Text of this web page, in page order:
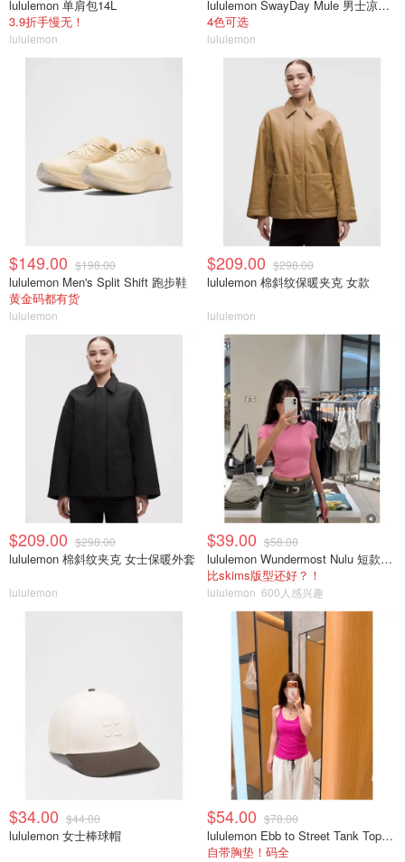
lululemon 单肩包14L
3.9折手慢无！
lululemon
lululemon SwayDay Mule 男士凉拖鞋
4色可选
lululemon
$149.00 $198.00
lululemon Men's Split Shift 跑步鞋
黄金码都有货
lululemon
$209.00 $298.00
lululemon 棉斜纹保暖夹克 女款
lululemon
$209.00 $298.00
lululemon 棉斜纹夹克 女士保暖外套
lululemon
$39.00 $58.00
lululemon Wundermost Nulu 短款圆领T恤
比skims版型还好？！
lululemon 600人感兴趣
$34.00 $44.00
lululemon 女士棒球帽
$54.00 $78.00
lululemon Ebb to Street Tank Top 女士轻支撑背心
自带胸垫！码全